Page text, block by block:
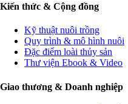
Kiến thức & Cộng đồng
Kỹ thuật nuôi trồng
Quy trình & mô hình nuôi
Đặc điểm loài thủy sản
Thư viện Ebook & Video
Giao thương & Doanh nghiệp